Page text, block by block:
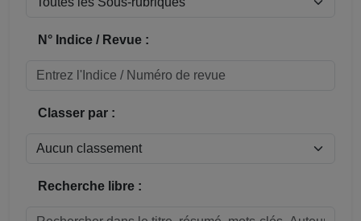
N° Indice / Revue :
Classer par :
Recherche libre :